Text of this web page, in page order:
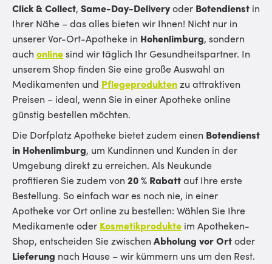
Click & Collect, Same-Day-Deliveryoder Botendienst in
Ihrer Nähe – das alles bieten wir Ihnen! Nicht nur in
unserer Vor-Ort-Apotheke in Hohenlimburg, sondern
auch onlinesind wir täglich Ihr Gesundheitspartner. In
unserem Shop finden Sie eine große Auswahl an
Medikamenten und Pflegeproduktenzu attraktiven
Preisen – ideal, wenn Sie in einer Apotheke online
günstig bestellen möchten.
Die Dorfplatz Apotheke bietet zudem einen Botendienst
in Hohenlimburg, um Kundinnen und Kunden in der
Umgebung direkt zu erreichen. Als Neukunde
profitieren Sie zudem von 20 % Rabattauf Ihre erste
Bestellung. So einfach war es noch nie, in einer
Apotheke vor Ort online zu bestellen: Wählen Sie Ihre
Medikamente oder Kosmetikprodukte im Apotheken-
Shop, entscheiden Sie zwischen Abholung vor Ortoder
Lieferung nach Hause – wir kümmern uns um den Rest.